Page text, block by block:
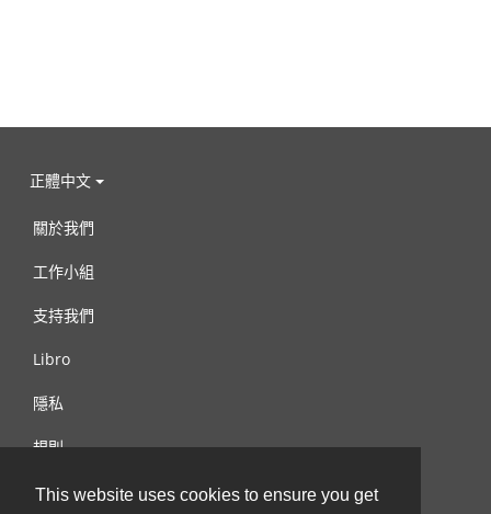
This website uses cookies to ensure you get
正體中文
關於我們
工作小組
支持我們
Libro
隱私
規則
連絡我們